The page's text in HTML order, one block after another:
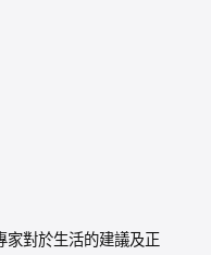
家對於生活的建議及正